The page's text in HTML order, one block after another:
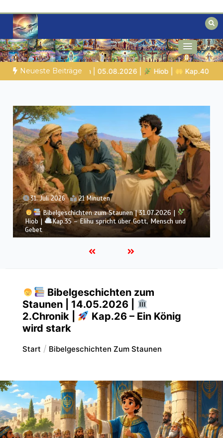
Inhalt
springen
Geheimnisse der Bibel
Biblische Einsichten für Menschen auf
der Suche
Neueste Beiträge
Gott SPUREN DER SCHÖPFUNG | Episode 2 – Entscheiden
5. August 2026 21 Minuten
Bibelgeschichten zum Staunen | 05.08.2026 |
Hiob |
Kap.40 – Hiob wird still vor Gott
Bibelgeschichten zum
Staunen | 14.05.2026 |
2.Chronik |
Kap.26 – Ein König
wird stark
Start Bibelgeschichten Zum Staunen